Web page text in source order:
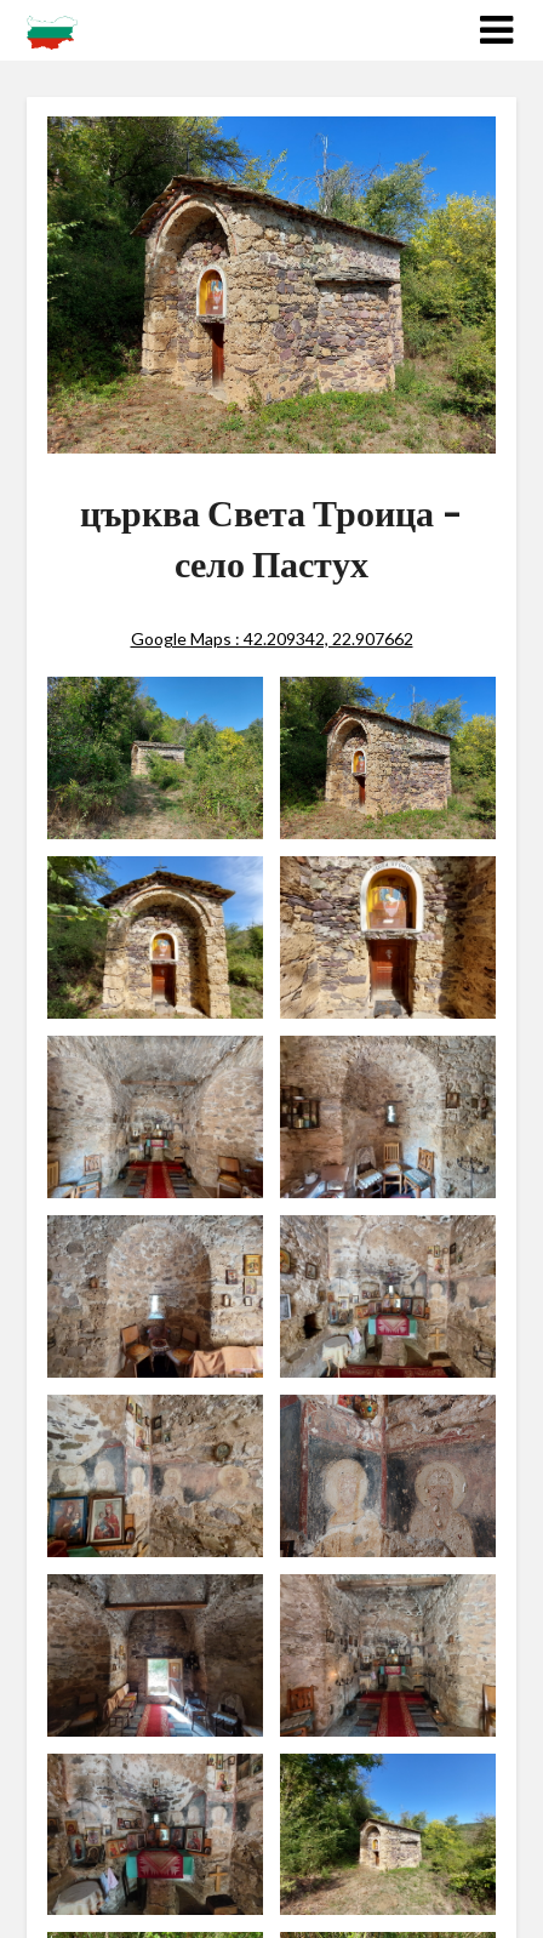
църква Света Троица –
село Пастух
Google Maps : 42.209342, 22.907662